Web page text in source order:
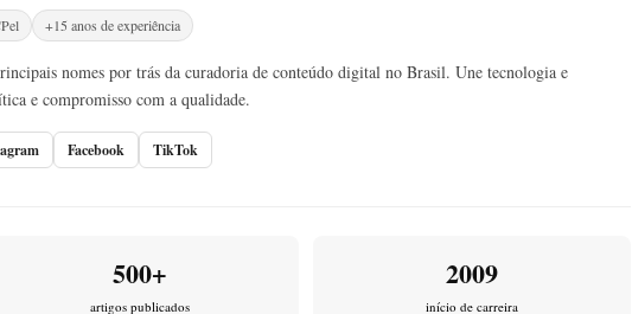
+15 anos de experiência
nomes por trás da curadoria de conteúdo digital no Brasil. Une tecnologia e
e compromisso com a qualidade.
Facebook TikTok
500+
artigos publicados
2009
início de carreira